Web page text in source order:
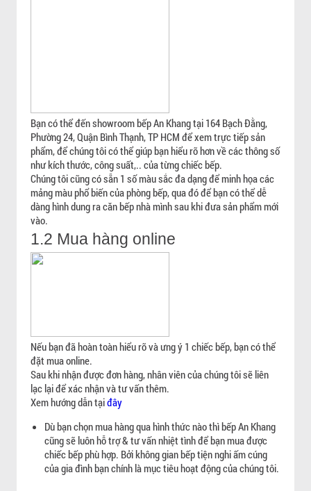
Bạn có thể đến showroom bếp An Khang tại 164 Bạch Đằng,
Phường 24, Quận Bình Thạnh, TP HCM để xem trực tiếp sản
phẩm, để chúng tôi có thể giúp bạn hiểu rõ hơn về các thông số
như kích thước, công suất,.. của từng chiếc bếp.
Chúng tôi cũng có sẵn 1 số màu sắc đa dạng để minh họa các
mảng màu phổ biến của phòng bếp, qua đó để bạn có thể dễ
dàng hình dung ra căn bếp nhà mình sau khi đưa sản phẩm mới
vào.
1.2 Mua hàng online
Nếu bạn đã hoàn toàn hiểu rõ và ưng ý 1 chiếc bếp, bạn có thể
đặt mua online.
Sau khi nhận được đơn hàng, nhân viên của chúng tôi sẽ liên
lạc lại để xác nhận và tư vấn thêm.
Xem hướng dẫn tạiđây
Dù bạn chọn mua hàng qua hình thức nào thì bếp An Khang
cũng sẽ luôn hỗ trợ & tư vấn nhiệt tình để bạn mua được
chiếc bếp phù hợp. Bởi không gian bếp tiện nghi ấm cúng
của gia đình bạn chính là mục tiêu hoạt động của chúng tôi.